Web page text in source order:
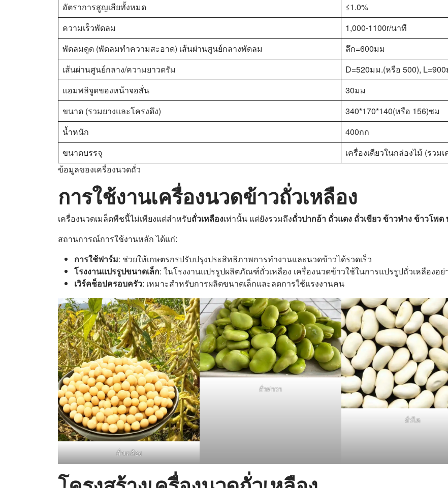
อัตราการสูญเสียทั้งหมด
≤1.0%
ความเร็วพัดลม
1,000-1100r/นาที
พัดลมดูด (พัดลมทำความสะอาด) เส้นผ่านศูนย์กลางพัดลม
ลึก=600มม
เส้นผ่านศูนย์กลาง/ความยาวดรัม
D=520มม.(หรือ 500),
แอมพลิจูดของหน้าจอสั่น
30มม
ขนาด (รวมยางและโครงดึง)
340*170*140(หรือ 156)ซม
น้ำหนัก
400กก
ขนาดบรรจุ
เครื่องเดียวในกล่องไม้ (รวม
ข้อมูลของเครื่องนวดถั่ว
การใช้งานเครื่องนวดข้าวถั่วเหลือง
เครื่องนวดเมล็ดพืชนี้ไม่เพียงแต่สำหรับถั่วเหลืองเท่านั้น แต่ยังรวมถึงถั่วปากอ้า ถั่วแดง ถั่วเขียว ข้าวฟ่าง ข้าวโพ
สถานการณ์การใช้งานหลัก ได้แก่:
การใช้ฟาร์ม: ช่วยให้เกษตรกรปรับปรุงประสิทธิภาพการทำงานและนวดข้าวได้รวดเร็ว
โรงงานแปรรูปขนาดเล็ก: ในโรงงานแปรรูปผลิตภัณฑ์ถั่วเหลือง เครื่องนวดข้าวใช้ในการแปรรูปถั่วเหลืองอย่
เวิร์คช็อปครอบครัว: เหมาะสำหรับการผลิตขนาดเล็กและลดการใช้แรงงานคน
ถั่วเหลือง
ถั่วฟาวา
ถั่วไต